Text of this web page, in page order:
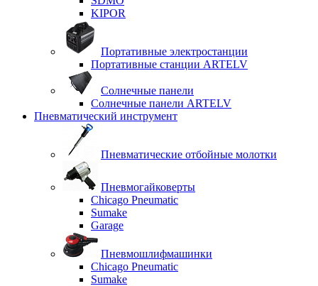
KIPOR
Портативные электростанции
Портативные станции ARTELV
Солнечные панели
Солнечные панели ARTELV
Пневматический инструмент
Пневматические отбойные молотки
Пневмогайковерты
Chicago Pneumatic
Sumake
Garage
Пневмошлифмашинки
Chicago Pneumatic
Sumake